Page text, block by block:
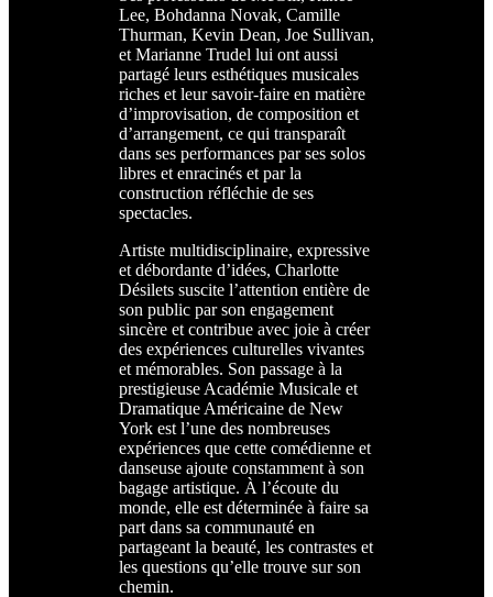
Lee, Bohdanna Novak, Camille
Thurman, Kevin Dean, Joe Sullivan,
et Marianne Trudel lui ont aussi
partagé leurs esthétiques musicales
riches et leur savoir-faire en matière
d’improvisation, de composition et
d’arrangement, ce qui transparaît
dans ses performances par ses solos
libres et enracinés et par la
construction réfléchie de ses
spectacles.
Artiste multidisciplinaire, expressive
et débordante d’idées, Charlotte
Désilets suscite l’attention entière de
son public par son engagement
sincère et contribue avec joie à créer
des expériences culturelles vivantes
et mémorables. Son passage à la
prestigieuse Académie Musicale et
Dramatique Américaine de New
York est l’une des nombreuses
expériences que cette comédienne et
danseuse ajoute constamment à son
bagage artistique. À l’écoute du
monde, elle est déterminée à faire sa
part dans sa communauté en
partageant la beauté, les contrastes et
les questions qu’elle trouve sur son
chemin.